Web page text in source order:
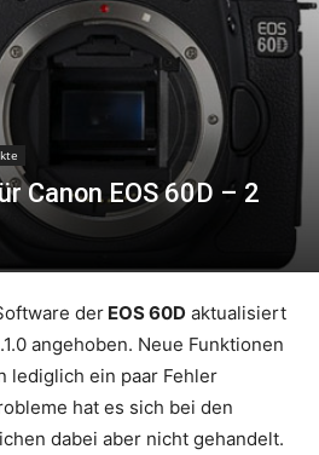
Canon EOS 60D – 2
der EOS 60D aktualisiert
angehoben. Neue Funktionen
lediglich ein paar Fehler
hat es sich bei den
dabei aber nicht gehandelt.